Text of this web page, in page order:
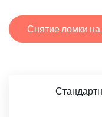
Снятие ломки